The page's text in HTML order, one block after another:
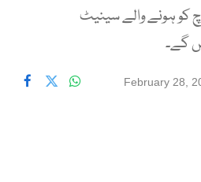
کو ہونے والے سینیٹ
گے۔
February 28,